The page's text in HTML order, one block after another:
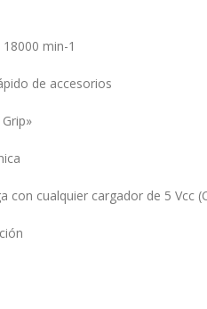
min-1
de accesorios
con cualquier cargador de 5 Vcc